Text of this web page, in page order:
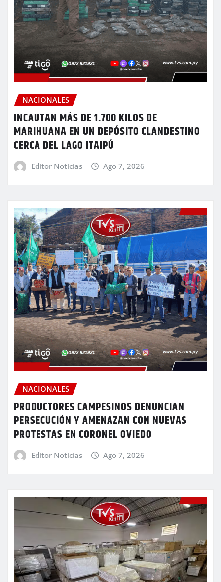
NACIONALES
INCAUTAN MÁS DE 1.700 KILOS DE
MARIHUANA EN UN DEPÓSITO CLANDESTINO
CERCA DEL LAGO ITAIPÚ
Editor Noticias Ago 7, 2026
NACIONALES
PRODUCTORES CAMPESINOS DENUNCIAN
PERSECUCIÓN Y AMENAZAN CON NUEVAS
PROTESTAS EN CORONEL OVIEDO
Editor Noticias Ago 7, 2026